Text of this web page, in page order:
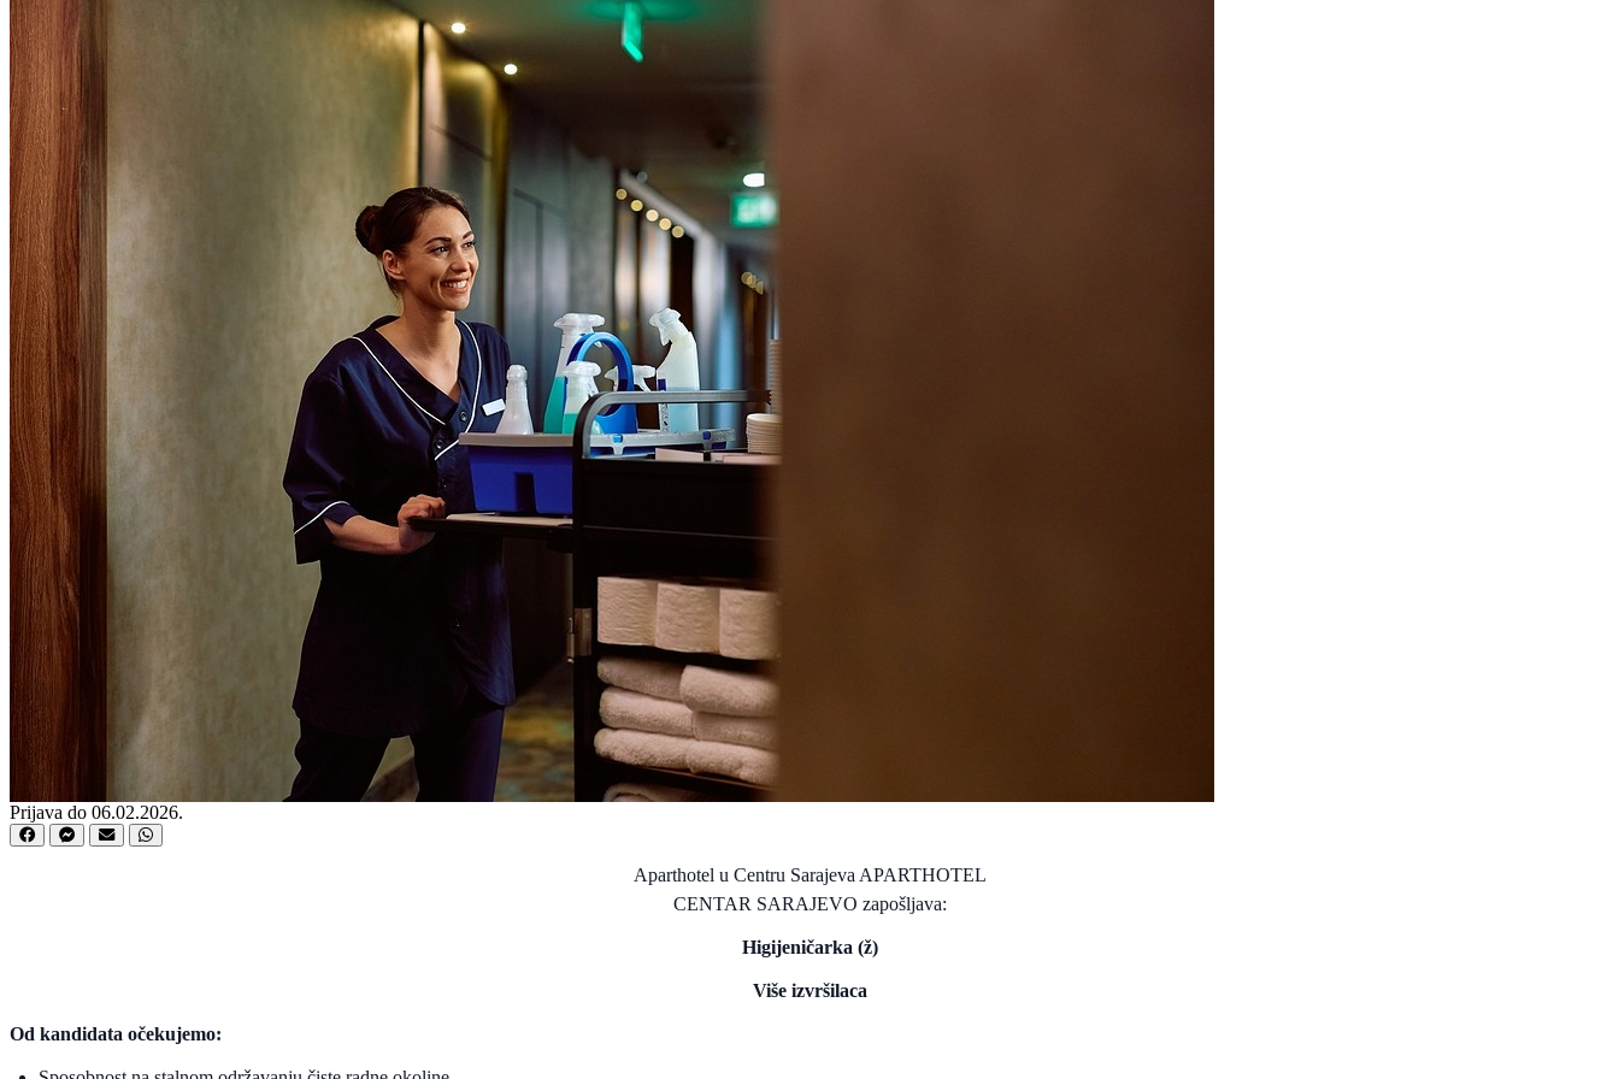
Prijava do 06.02.2026.
Aparthotel u Centru Sarajeva APARTHOTEL
CENTAR SARAJEVO zapošljava:
Higijeničarka (ž)
Više izvršilaca
Od kandidata očekujemo: